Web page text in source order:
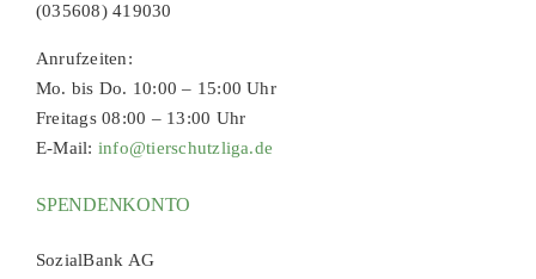
(035608) 419030
Anrufzeiten:
Mo. bis Do. 10:00 – 15:00 Uhr
Freitags 08:00 – 13:00 Uhr
E-Mail: info@tierschutzliga.de
SPENDENKONTO
SozialBank AG